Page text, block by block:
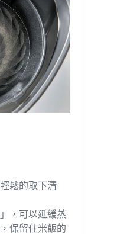
鬆的取下清
，可以延緩蒸
保留住米飯的